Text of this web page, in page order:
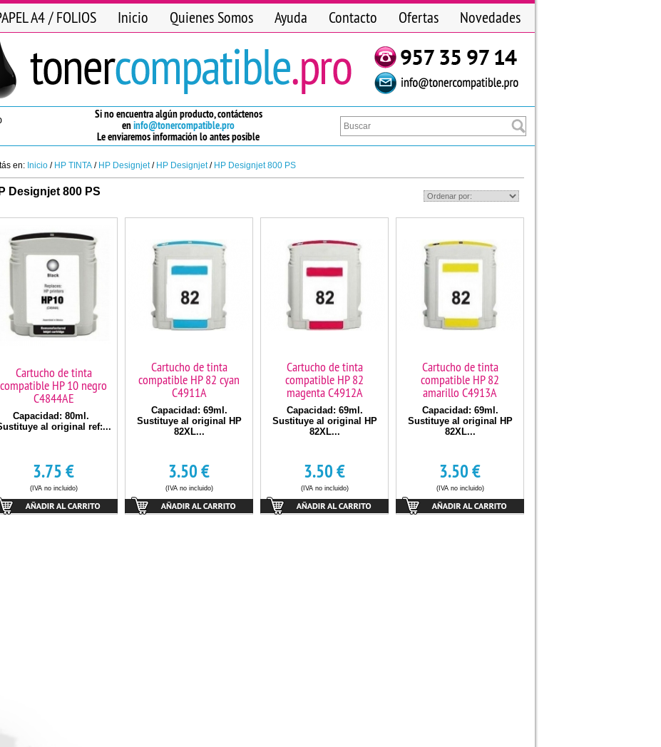
A4 / FOLIOS Inicio Quienes Somos Ayuda Contacto Ofertas Novedades
Si no encuentra algún producto, contáctenos
eninfo@tonercompatible.pro
Le enviaremos información lo antes posible
en: Inicio / HP TINTA / HP Designjet/ HP Designjet/ HP Designjet 800 PS
Designjet 800 PS
Cartucho de tinta
compatible HP 10 negro
C4844AE
Capacidad: 80ml.
al original ref:...
3.75€
(IVA no incluido)
Cartucho de tinta
compatible HP 82 cyan
C4911A
Capacidad: 69ml.
Sustituye al original HP
82XL...
3.50€
(IVA no incluido)
Cartucho de tinta
compatible HP 82
magenta C4912A
Capacidad: 69ml.
Sustituye al original HP
82XL...
3.50€
(IVA no incluido)
Cartucho de tinta
compatible HP 82
amarillo C4913A
Capacidad: 69ml.
Sustituye al original HP
82XL...
3.50€
(IVA no incluido)